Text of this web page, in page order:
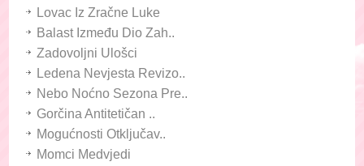
Lovac Iz Zračne Luke
Balast Između Dio Zah..
Zadovoljni Ulošci
Ledena Nevjesta Revizo..
Nebo Noćno Sezona Pre..
Gorčina Antitetičan ..
Mogućnosti Otključav..
Momci Medvjedi